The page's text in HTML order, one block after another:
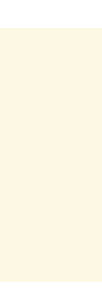
que as